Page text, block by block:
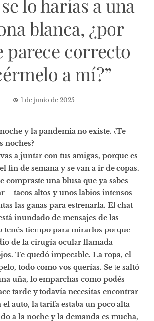
lo harías a una
blanca, ¿por
parece correcto
a mí?”
1 de junio de 2025
y la pandemia no existe. ¿Te
noches?
a juntar con tus amigas, porque es
fin de semana y se van a ir de copas.
compraste una blusa que ya sabes
– tacos altos y unos labios intensos-
las ganas para estrenarla. El chat
inundado de mensajes de las
tenés tiempo para mirarlos porque
de la cirugía ocular llamada
Te quedó impecable. La ropa, el
todo como vos querías. Se te saltó
uña, lo emparchas como podés
tarde y todavía necesitas encontrar
auto, la tarifa estaba un poco alta
a la noche y la demanda es mucha,